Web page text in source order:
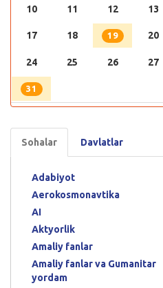
10 11 12 13
17 18 19 20
24 25 26 27
31
Sohalar Davlatlar
Adabiyot
Aerokosmonavtika
AI
Aktyorlik
Amaliy fanlar
Amaliy fanlar va Gumanitar
yordam